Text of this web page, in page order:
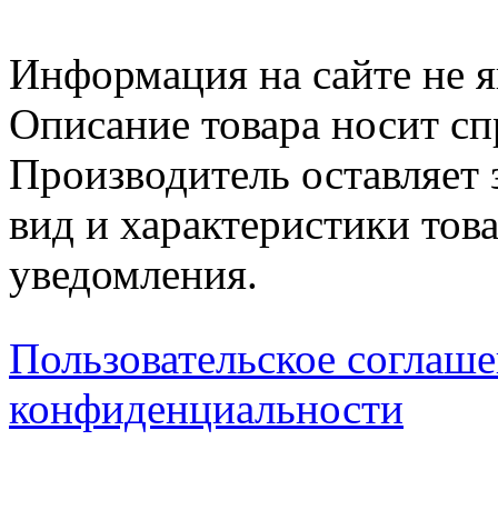
Информация на сайте не
Описание товара носит
Производитель
вид и характеристики
уведомления.
Пользовательское
конфиденциальности